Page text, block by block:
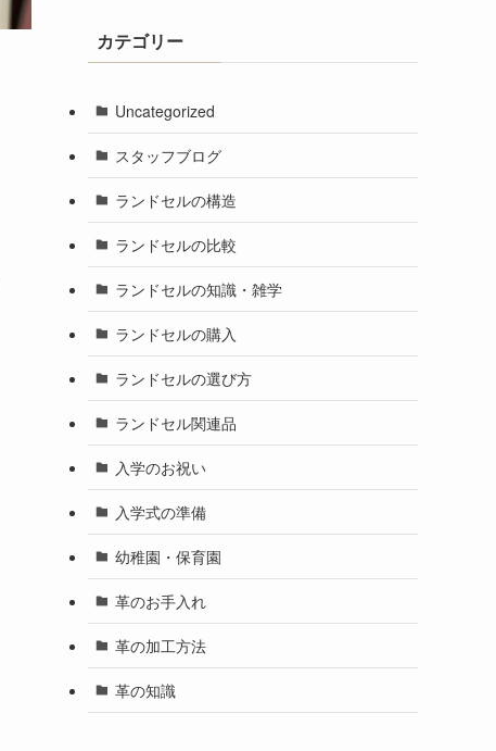
カテゴリー
Uncategorized
スタッフブログ
ランドセルの構造
ランドセルの比較
ランドセルの知識・雑学
ランドセルの購入
ランドセルの選び方
ランドセル関連品
入学のお祝い
入学式の準備
幼稚園・保育園
革のお手入れ
革の加工方法
革の知識